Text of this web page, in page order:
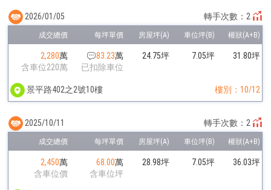
2,280萬
含車位220萬
83.23萬
已扣除車位
24.75坪 7.05坪 31.80坪
景平路402之2號10樓 樓別：10/12
2026/01/05 轉手次數：2
2,450萬
含車位價
68.00萬
含車位坪
28.98坪 7.05坪 36.03坪
2025/10/11 轉手次數：2